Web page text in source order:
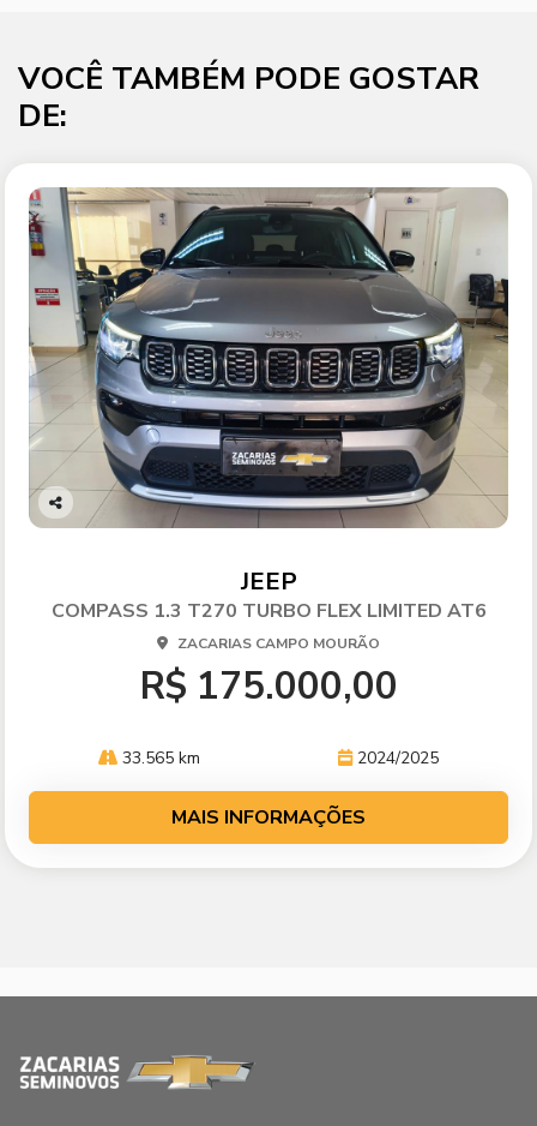
VOCÊ TAMBÉM PODE GOSTAR
DE:
Co
JEEP
COMPASS 1.3 T270 TURBO FLEX LIMITED AT6
ZACARIAS CAMPO MOURÃO
R$ 175.000,00
33.565 km 2024/2025
MAIS INFORMAÇÕES